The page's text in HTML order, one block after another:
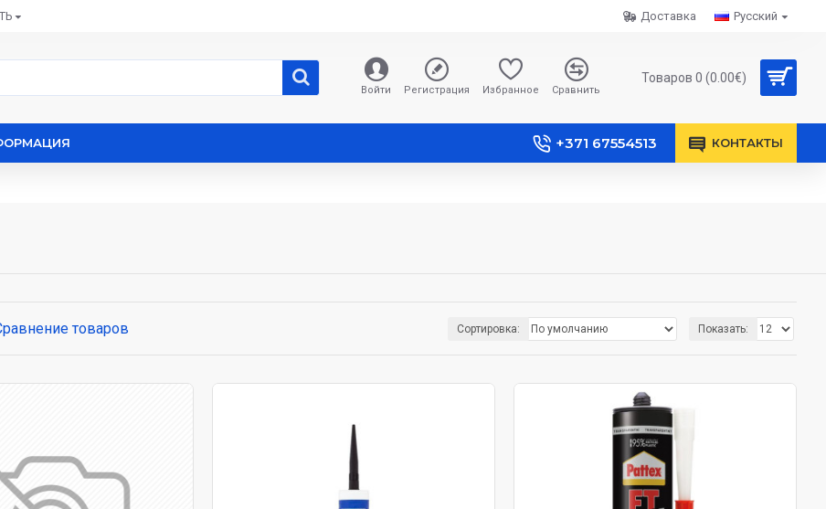
Русский
Доставка
Войти Регистрация Избранное Сравнить
Товаров 0 (0.00€)
+371 67554513 КОНТАКТЫ
товаров Сортировка: Показать: